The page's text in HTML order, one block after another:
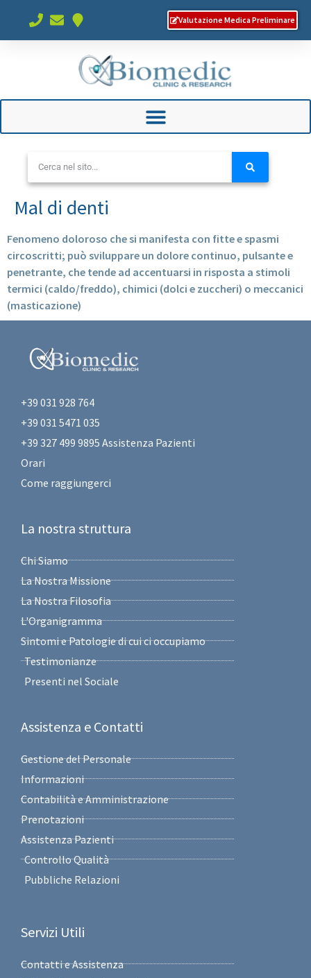
Valutazione Medica Preliminare
Mal di denti
Fenomeno doloroso che si manifesta con fitte e spasmi
circoscritti; può sviluppare un dolore continuo, pulsante e
penetrante, che tende ad accentuarsi in risposta a stimoli
termici (caldo/freddo), chimici (dolci e zuccheri) o meccanici
(masticazione)
+39 031 928 764
+39 031 5471 035
+39 327 499 9895 Assistenza Pazienti
Orari
Come raggiungerci
La nostra struttura
Chi Siamo
La Nostra Missione
La Nostra Filosofia
L'Organigramma
Sintomi e Patologie di cui ci occupiamo
Testimonianze
Presenti nel Sociale
Assistenza e Contatti
Gestione del Personale
Informazioni
Contabilità e Amministrazione
Prenotazioni
Assistenza Pazienti
Controllo Qualità
Pubbliche Relazioni
Servizi Utili
Contatti e Assistenza